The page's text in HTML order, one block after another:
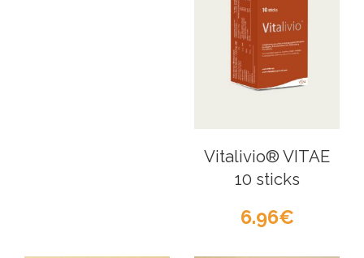
Vitalivio® VITAE
10 sticks
6.96